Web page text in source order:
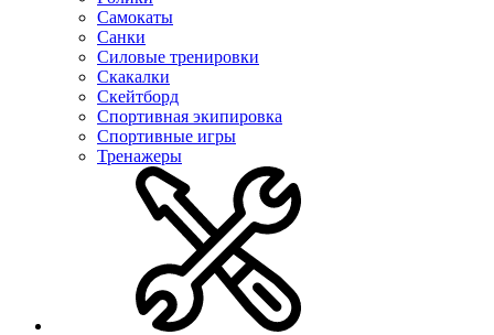
Самокаты
Санки
Силовые тренировки
Скакалки
Скейтборд
Спортивная экипировка
Спортивные игры
Тренажеры